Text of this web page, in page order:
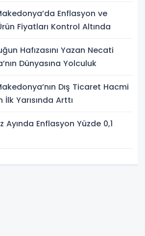
Enflasyon ve
Fiyatları Kontrol Altında
Hafızasını Yazan Necati
Dünyasına Yolculuk
Dış Ticaret Hacmi
İlk Yarısında Arttı
Ayında Enflasyon Yüzde 0,1